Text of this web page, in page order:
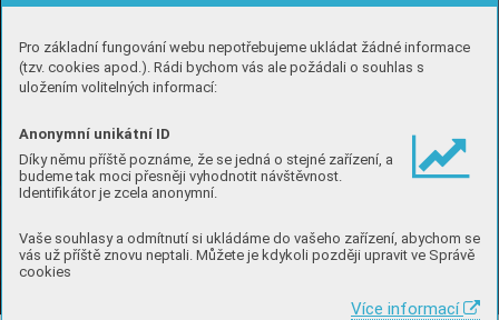
Pro základní fungování webu nepotřebujeme ukládat žádné informace
(tzv. cookies apod.). Rádi bychom vás ale požádali o souhlas s
uložením volitelných informací:
Anonymní unikátní ID
Díky němu příště poznáme, že se jedná o stejné zařízení, a
budeme tak moci přesněji vyhodnotit návštěvnost.
Identifikátor je zcela anonymní.
Vaše souhlasy a odmítnutí si ukládáme do vašeho zařízení, abychom se
vás už příště znovu neptali. Můžete je kdykoli později upravit ve Správě
cookies
Více informací